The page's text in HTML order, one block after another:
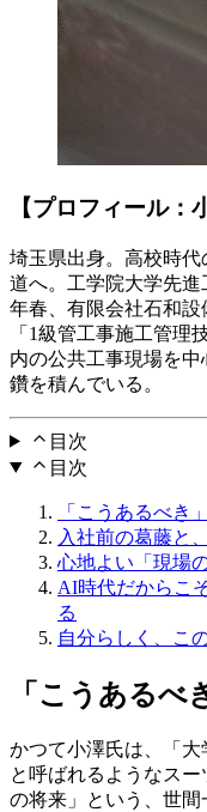
【プロフィール：
埼玉県出身。高校時
道へ。工学院大学先
年春、有限会社石和
「1級管工事施工管理
内の公共工事現場を
鑽を積んでいる。
目次
目次
「こうあるべき
入社前の葛藤と
心地よい「現場
AI時代だからこ
る
自分らしく、こ
「こうあるべ
かつて小澤氏は、「
と呼ばれるようなス
の将来」という、世